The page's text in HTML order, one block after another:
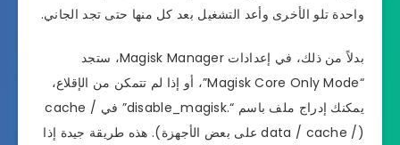
واحدة تلو الأخرى وأعد التشغيل بعد كل منها حتى تجد الجاني.
بدلاً من ذلك، في إعدادات Magisk Manager، ستجد
“Magisk Core Only Mode”، أو إذا لم تتمكن من الإقلاع،
يمكنك إدراج ملف باسم “.disable_magisk” في / cache
(/ data / cache على بعض الأجهزة). هذه طريقة جيدة إذا